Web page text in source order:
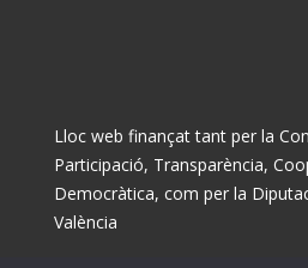
Lloc web finançat tant per la
Participació, Transparència,
Democràtica, com per la
València